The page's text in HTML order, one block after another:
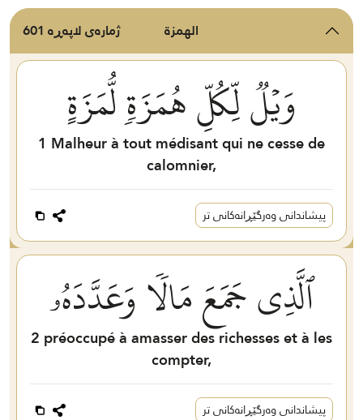
ژمارەی لاپەڕە 601 الهمزة
وَيۡلٞ لِّكُلِّ هُمَزَةٖ لُّمَزَةٍ
1 Malheur à tout médisant qui ne cesse de
calomnier,
پیشاندانی وەرگێڕانەکانی تر
ٱلَّذِي جَمَعَ مَالٗا وَعَدَّدَهُۥ
2 préoccupé à amasser des richesses et à les
compter,
پیشاندانی وەرگێڕانەکانی تر